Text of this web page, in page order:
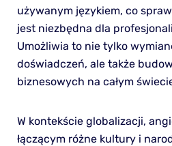
używanym językiem, co
jest niezbędna dla
Umożliwia to nie tylko
doświadczeń, ale także
biznesowych na całym
W kontekście globalizacji,
łączącym różne kultury i